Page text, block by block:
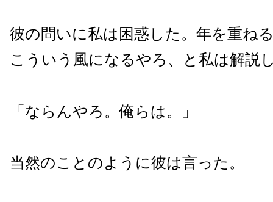
彼の問いに私は困惑した。年を重ね
こういう風になるやろ、と私は解説
「ならんやろ。俺らは。」
当然のことのように彼は言った。